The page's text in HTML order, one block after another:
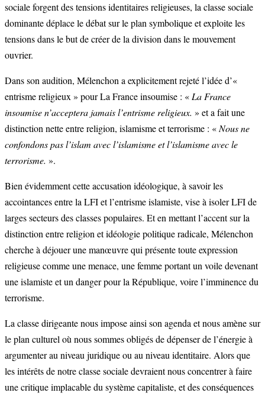
sociale forgent des tensions identitaires religieuses, la classe sociale
dominante déplace le débat sur le plan symbolique et exploite les
tensions dans le but de créer de la division dans le mouvement
ouvrier.
Dans son audition, Mélenchon a explicitement rejeté l’idée d’«
entrisme religieux » pour La France insoumise : « La France
insoumise n’acceptera jamais l’entrisme religieux. » et a fait une
distinction nette entre religion, islamisme et terrorisme : « Nous ne
confondons pas l’islam avec l’islamisme et l’islamisme avec le
terrorisme. ».
Bien évidemment cette accusation idéologique, à savoir les
accointances entre la LFI et l’entrisme islamiste, vise à isoler LFI de
larges secteurs des classes populaires. Et en mettant l’accent sur la
distinction entre religion et idéologie politique radicale, Mélenchon
cherche à déjouer une manœuvre qui présente toute expression
religieuse comme une menace, une femme portant un voile devenant
une islamiste et un danger pour la République, voire l’imminence du
terrorisme.
La classe dirigeante nous impose ainsi son agenda et nous amène sur
le plan culturel où nous sommes obligés de dépenser de l’énergie à
argumenter au niveau juridique ou au niveau identitaire. Alors que
les intérêts de notre classe sociale devraient nous concentrer à faire
une critique implacable du système capitaliste, et des conséquences